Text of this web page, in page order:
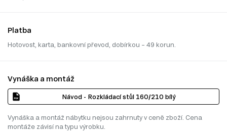
Platba
Hotovost, karta, bankovní převod, dobírkou – 49 korun.
Vynáška a montáž
Návod - Rozkládací stůl 160/210 bílý
Vynáška a montáž nábytku nejsou zahrnuty v ceně zboží. Cena
montáže závisí na typu výrobku.